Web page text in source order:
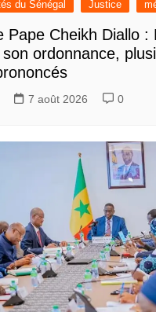
du Sénégal Justice
Pape Cheikh Diallo :
ordonnance,
7 août 2026 0